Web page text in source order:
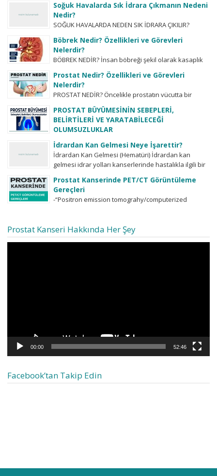
Soğuk Havalarda Sık İdrara Çıkmanın Nedeni
Nedir?
SOĞUK HAVALARDA NEDEN SIK İDRARA ÇIKILIR?
Hastaların merak ettiği bir başka konu da ”soğuk
havalarda sık idrara gitme ve bol...
Böbrek Nedir? Özellikleri ve Görevleri
Nelerdir?
BÖBREK NEDİR? İnsan böbreği şekil olarak kasaplık
hayvanların böbreğine benzemektedir. Sağda ve
solda olmak üzere iki adettir. Nadiren bazı
insanlarda...
Prostat Nedir? Özellikleri ve Görevleri
Nelerdir?
PROSTAT NEDİR? Öncelikle prostatın vücutta bir
organ olduğu, bunun bir hastalık ismi olmadığı
bilinmelidir. Tabii ki her organın hastalıkları olduğu
gibi...
PROSTAT BÜYÜMESİNİN SEBEPLERİ,
BELİRTİLERİ VE YARATABİLECEĞİ
OLUMSUZLUKLAR
-prostat ne demektir? -prostat büyümesinin
sebepleri nelerdir? -işeme zorluğu şikayetlerinin tek
sebebi prostat büyümesimidir? -işeme zorluğu
şikayetlerinin dercelendirilmesi ve önemi,...
İdrardan Kan Gelmesi Neye İşarettir?
İdrardan Kan Gelmesi (Hematüri) İdrardan kan
gelmesi idrar yolları kanserlerinde hastalıkla ilgili bir
Prostat Kanserinde PET/CT Görüntüleme
Gereçleri
-“Positron emission tomograhy/computerized
kanserinde bu radioligand’ların tutulum yoğunluğuna
göre (SUVmax değerine...
Prostat Kanseri Hakkında Her Şey
00:00 52:46
Facebook’tan Takip Edin